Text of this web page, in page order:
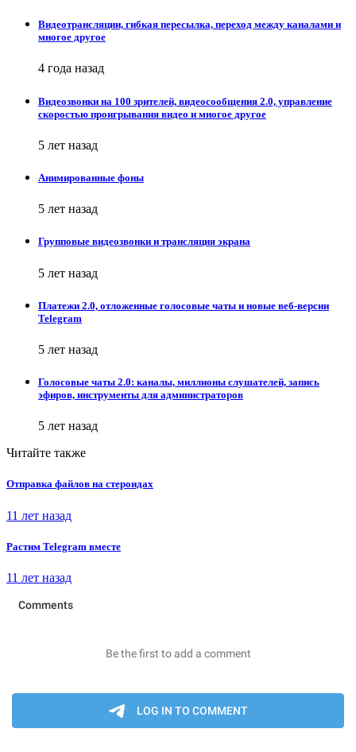
Видеотрансляции, гибкая пересылка, переход между каналами и
многое другое
4 года назад
Видеозвонки на 100 зрителей, видеосообщения 2.0, управление
скоростью проигрывания видео и многое другое
5 лет назад
Анимированные фоны
5 лет назад
Групповые видеозвонки и трансляция экрана
5 лет назад
Платежи 2.0, отложенные голосовые чаты и новые веб-версии
Telegram
5 лет назад
Голосовые чаты 2.0: каналы, миллионы слушателей, запись
эфиров, инструменты для администраторов
5 лет назад
Читайте также
Отправка файлов на стероидах
11 лет назад
Растим Telegram вместе
11 лет назад